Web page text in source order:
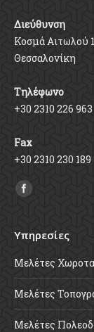
Διεύθυνση
Κοσμά Αιτωλού
Θεσσαλονίκη
Τηλέφωνο
+30 2310 226 963
Fax
+30 2310 230 189
Find us on:
Υπηρεσίες
Μελέτες
Μελέτες
Μελέτες